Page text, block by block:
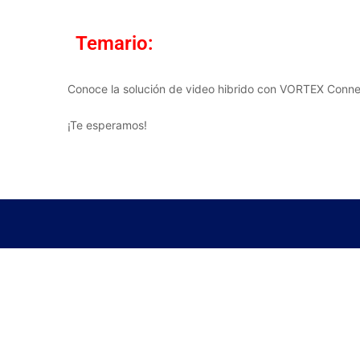
Temario:
Conoce la solución de video hibrido con VORTEX
¡Te esperamos!